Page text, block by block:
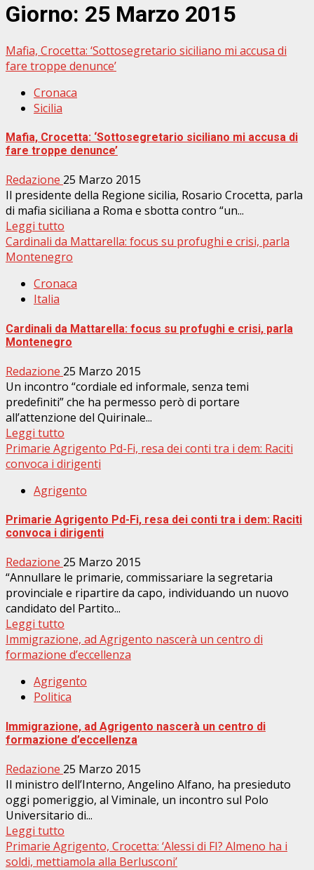
Giorno: 25 Marzo 2015
Mafia, Crocetta: ‘Sottosegretario siciliano mi accusa di
fare troppe denunce’
Cronaca
Sicilia
Mafia, Crocetta: ‘Sottosegretario siciliano mi accusa di
fare troppe denunce’
Redazione 25 Marzo 2015
Il presidente della Regione sicilia, Rosario Crocetta, parla
di mafia siciliana a Roma e sbotta contro “un...
Leggi tutto
Cardinali da Mattarella: focus su profughi e crisi, parla
Montenegro
Cronaca
Italia
Cardinali da Mattarella: focus su profughi e crisi, parla
Montenegro
Redazione 25 Marzo 2015
Un incontro “cordiale ed informale, senza temi
predefiniti” che ha permesso però di portare
all’attenzione del Quirinale...
Leggi tutto
Primarie Agrigento Pd-Fi, resa dei conti tra i dem: Raciti
convoca i dirigenti
Agrigento
Primarie Agrigento Pd-Fi, resa dei conti tra i dem: Raciti
convoca i dirigenti
Redazione 25 Marzo 2015
“Annullare le primarie, commissariare la segretaria
provinciale e ripartire da capo, individuando un nuovo
candidato del Partito...
Leggi tutto
Immigrazione, ad Agrigento nascerà un centro di
formazione d’eccellenza
Agrigento
Politica
Immigrazione, ad Agrigento nascerà un centro di
formazione d’eccellenza
Redazione 25 Marzo 2015
Il ministro dell’Interno, Angelino Alfano, ha presieduto
oggi pomeriggio, al Viminale, un incontro sul Polo
Universitario di...
Leggi tutto
Primarie Agrigento, Crocetta: ‘Alessi di FI? Almeno ha i
soldi, mettiamola alla Berlusconi’